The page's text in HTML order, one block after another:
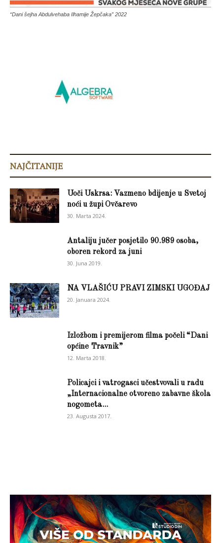
“Dani šejha Abdulvehaba Ilhamije Žepčaka” 2022
NAJČITANIJE
Uoči Uskrsa: Vazmeno bdijenje u Svetoj
noći u župi Ovčarevo
30. Marta 2024.
Antaliju jučer posjetilo 90.989 osoba,
oboren rekord za juni
30. Juna 2019.
NA VLAŠIĆU PRAVI ZIMSKI UGOĐAJ
20. Januara 2024.
Izložbom i premijerom filma počeli “Dani
općine Travnik”
12. Marta 2018.
Policajci i vatrogasci učestvovali u radu
„Internacionalne otvoreno zabavne škola
nogometa...
23. Augusta 2017.